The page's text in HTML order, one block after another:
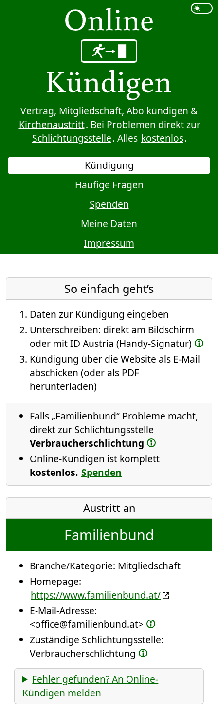
Sprung zum Inhalt
Vertrag, Mitgliedschaft, Abo kündigen &
Kirchenaustritt. Bei Problemen direkt zur
Schlichtungsstelle. Alles kostenlos.
Kündigung
Häufige Fragen
Spenden
Meine Daten
Impressum
So einfach geht’s
Daten zur Kündigung eingeben
Unterschreiben: direkt am Bildschirm
oder mit ID Austria (Handy-Signatur)
Kündigung über die Website als E-Mail
abschicken (oder als PDF
herunterladen)
Falls „Familienbund“ Probleme macht,
direkt zur Schlichtungsstelle
Verbraucherschlichtung
Online-Kündigen ist komplett
kostenlos. Spenden
Austritt an
Familienbund
Branche/Kategorie: Mitgliedschaft
Homepage:
https://www.familienbund.at/
E-Mail-Adresse:
<office@familienbund.at>
Zuständige Schlichtungsstelle:
Verbraucherschlichtung
Fehler gefunden? An Online-
Kündigen melden